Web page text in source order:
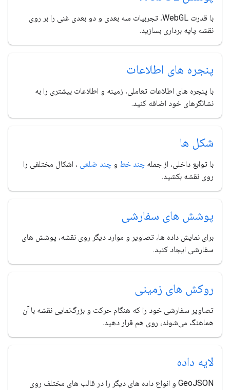
با قدرت WebGL، تجربیات سه بعدی و دو بعدی غنی را بر روی
نقشه پایه برداری بسازید.
پنجره های اطلاعات
با پنجره های اطلاعات تعاملی، زمینه و اطلاعات بیشتری را به
نشانگرهای خود اضافه کنید.
شکل ها
با توابع داخلی، از جمله چند خط و چند ضلعی ، اشکال مختلفی را
روی نقشه بکشید.
پوشش های سفارشی
برای نمایش داده ها، تصاویر و موارد دیگر روی نقشه، پوشش های
سفارشی ایجاد کنید.
روکش های زمینی
تصاویر سفارشی خود را که هنگام حرکت و بزرگ‌نمایی نقشه با آن
هماهنگ می‌شوند، روی هم قرار دهید.
لایه داده
GeoJSON و انواع داده های دیگر را در قالب های مختلف روی